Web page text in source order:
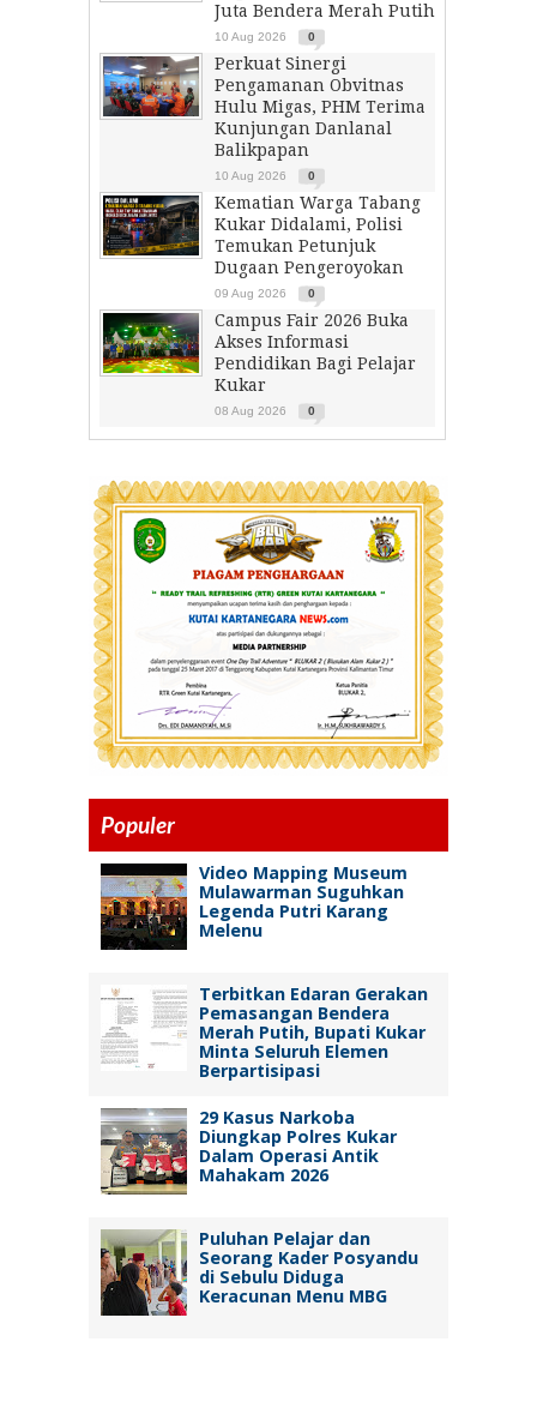
Juta Bendera Merah Putih
10 Aug 2026 0
Perkuat Sinergi
Pengamanan Obvitnas
Hulu Migas, PHM Terima
Kunjungan Danlanal
Balikpapan
10 Aug 2026 0
Kematian Warga Tabang
Kukar Didalami, Polisi
Temukan Petunjuk
Dugaan Pengeroyokan
09 Aug 2026 0
Campus Fair 2026 Buka
Akses Informasi
Pendidikan Bagi Pelajar
Kukar
08 Aug 2026 0
Populer
Video Mapping Museum
Mulawarman Suguhkan
Legenda Putri Karang
Melenu
Terbitkan Edaran Gerakan
Pemasangan Bendera
Merah Putih, Bupati Kukar
Minta Seluruh Elemen
Berpartisipasi
29 Kasus Narkoba
Diungkap Polres Kukar
Dalam Operasi Antik
Mahakam 2026
Puluhan Pelajar dan
Seorang Kader Posyandu
di Sebulu Diduga
Keracunan Menu MBG